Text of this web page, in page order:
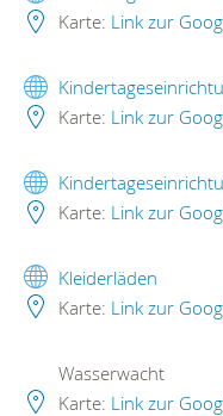
Karte: Link zur
Karte: Link zur
Karte: Link zur
Kleiderläden
Karte: Link zur
Wasserwacht
Karte: Link zur